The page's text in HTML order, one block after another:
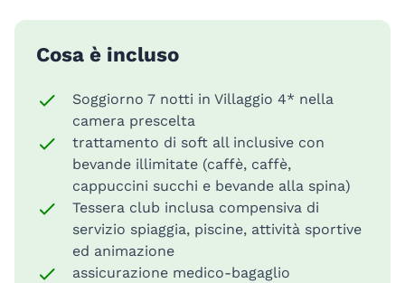
Cosa è incluso
Soggiorno 7 notti in Villaggio 4* nella
camera prescelta
trattamento di soft all inclusive con
bevande illimitate (caffè, caffè,
cappuccini succhi e bevande alla spina)
Tessera club inclusa compensiva di
servizio spiaggia, piscine, attività sportive
ed animazione
assicurazione medico-bagaglio